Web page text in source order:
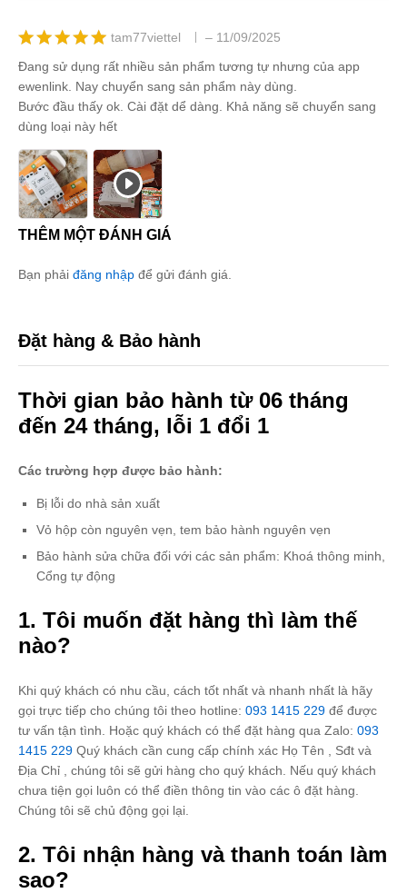
Được xếp
hạng55
sao
tam77viettel – 11/09/2025
Đang sử dụng rất nhiều sản phẩm tương tự nhưng của app
ewenlink. Nay chuyển sang sản phẩm này dùng.
Bước đầu thấy ok. Cài đặt dể dàng. Khả năng sẽ chuyển sang
dùng loại này hết
THÊM MỘT ĐÁNH GIÁ
Bạn phải đăng nhập để gửi đánh giá.
Đặt hàng & Bảo hành
Thời gian bảo hành từ 06 tháng
đến 24 tháng, lỗi 1 đổi 1
Các trường hợp được bảo hành:
Bị lỗi do nhà sản xuất
Vỏ hộp còn nguyên vẹn, tem bảo hành nguyên vẹn
Bảo hành sửa chữa đối với các sản phẩm: Khoá thông minh,
Cổng tự động
1. Tôi muốn đặt hàng thì làm thế
nào?
Khi quý khách có nhu cầu, cách tốt nhất và nhanh nhất là hãy
gọi trực tiếp cho chúng tôi theo hotline: 093 1415 229 để được
tư vấn tận tình. Hoặc quý khách có thể đặt hàng qua Zalo: 093
1415 229 Quý khách cần cung cấp chính xác Họ Tên , Sđt và
Địa Chỉ , chúng tôi sẽ gửi hàng cho quý khách. Nếu quý khách
chưa tiện gọi luôn có thể điền thông tin vào các ô đặt hàng.
Chúng tôi sẽ chủ động gọi lại.
2. Tôi nhận hàng và thanh toán làm
sao?